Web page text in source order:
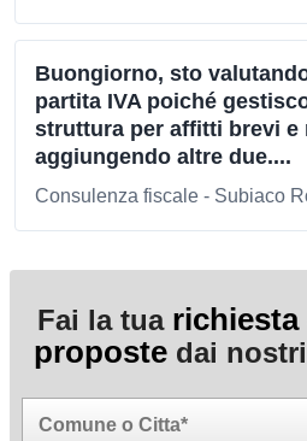
Buongiorno, sto
partita IVA poiché
struttura per affitti brevi e
aggiungendo altre due....
Consulenza fiscale - Subiaco
Fai la tua richiesta
proposte dai